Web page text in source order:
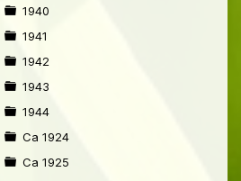
1940
1941
1942
1943
1944
Ca 1924
Ca 1925